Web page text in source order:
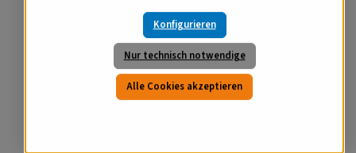
Nur technisch notwendige
Konfigurieren
Alle Cookies akzeptieren